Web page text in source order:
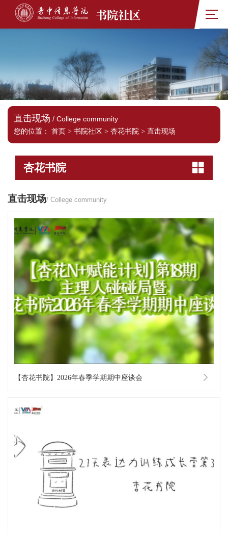
书院社区
直击现场 / College community
您的位置：
首页 > 书院社区 > 杏花书院 > 直击现场
杏花书院
直击现场/ College community
【杏花书院】2026年春季学期期中座谈会